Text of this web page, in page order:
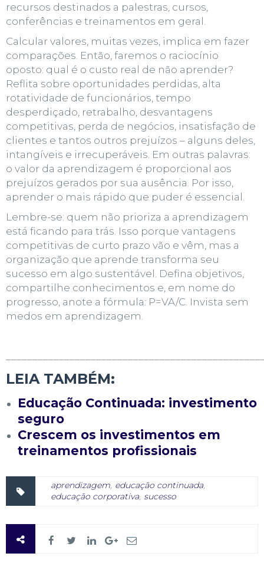
recursos destinados a palestras, cursos,
conferências e treinamentos em geral.
Calcular valores, muitas vezes, implica em fazer
comparações. Então, faremos o raciocínio
oposto: qual é o custo real de não aprender?
Reflita sobre oportunidades perdidas, alta
rotatividade de funcionários, tempo
desperdiçado, retrabalho, desvantagens
competitivas, perda de negócios, insatisfação de
clientes e tantos outros prejuízos – alguns deles,
intangíveis e irrecuperáveis. Em outras palavras:
o valor da aprendizagem é proporcional aos
prejuízos gerados por sua ausência. Por isso,
aprender o mais rápido que puder é essencial.
Lembre-se: quem não prioriza a aprendizagem
está ficando para trás. Isso porque vantagens
competitivas de curto prazo vão e vêm, mas a
organização que aprende transforma seu
sucesso em algo sustentável. Defina objetivos,
compartilhe conhecimentos e, em nome do
progresso, anote a fórmula: P=VA/C Invista sem
medos em aprendizagem.
LEIA TAMBÉM:
Educação Continuada: investimento
seguro
Crescem os investimentos em
treinamentos profissionais
aprendizagem, educação continuada,
educação corporativa, sucesso